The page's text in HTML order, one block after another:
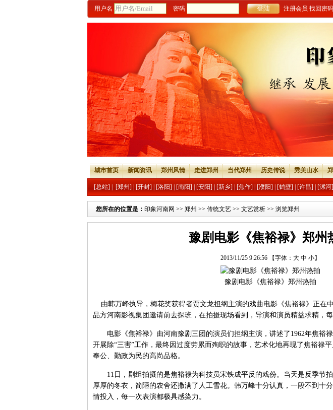
用户名 密码 注册会员 找回密码
城市首页 新闻资讯 郑州风情 走进郑州 当代郑州 历史传说 秀美山水
[总站] [郑州] [开封] [洛阳] [南阳] [安阳] [新乡] [焦作] [濮阳] [鹤壁] [许昌] [漯河]
您所在的位置是： 印象河南网 >> 郑州 >> 传统文艺 >> 文艺赏析 >> 浏览郑州
豫剧电影《焦裕禄》郑州
2013/11/25 9:26:56 【字体： 大 中 小】
豫剧电影《焦裕禄》郑州热拍
由韩万峰执导，梅花奖获得者贾文龙担纲主演的戏曲电影《焦裕禄》正在
品方河南影视集团邀请前去探班，在拍摄现场看到，导演和演员精益求精，
电影《焦裕禄》由河南豫剧三团的演员们担纲主演，讲述了1962年焦裕
开展除“三害”工作，最终因过度劳累而殉职的故事，艺术化地再现了焦裕禄
奉公、勤政为民的高尚品格。
11日，剧组拍摄的是焦裕禄为科技员宋铁成平反的戏份。当天是反季节
厚厚的冬衣，简陋的农舍还撒满了人工雪花。韩万峰十分认真，一段不到十
情投入，每一次表演都极具感染力。